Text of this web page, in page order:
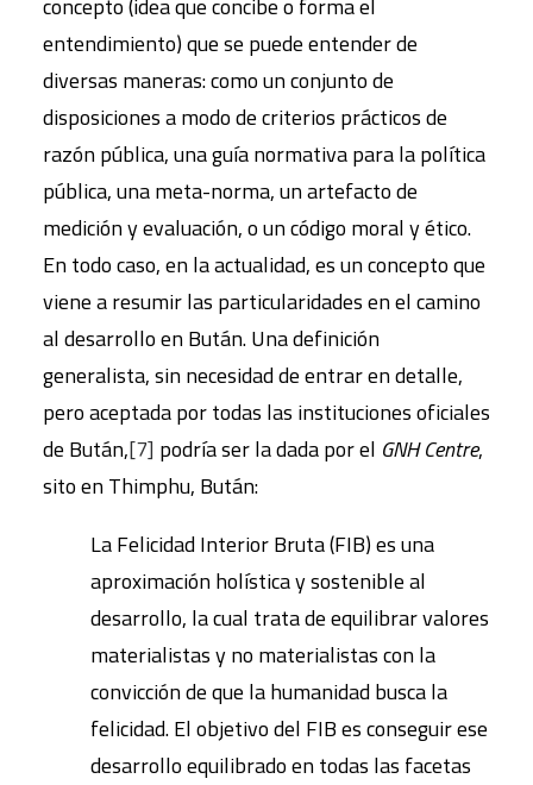
concepto (idea que concibe o forma el
entendimiento) que se puede entender de
diversas maneras: como un conjunto de
disposiciones a modo de criterios prácticos de
razón pública, una guía normativa para la política
pública, una meta-norma, un artefacto de
medición y evaluación, o un código moral y ético.
En todo caso, en la actualidad, es un concepto que
viene a resumir las particularidades en el camino
al desarrollo en Bután. Una definición
generalista, sin necesidad de entrar en detalle,
pero aceptada por todas las instituciones oficiales
de Bután,[7] podría ser la dada por el GNH Centre,
sito en Thimphu, Bután:
La Felicidad Interior Bruta (FIB) es una
aproximación holística y sostenible al
desarrollo, la cual trata de equilibrar valores
materialistas y no materialistas con la
convicción de que la humanidad busca la
felicidad. El objetivo del FIB es conseguir ese
desarrollo equilibrado en todas las facetas